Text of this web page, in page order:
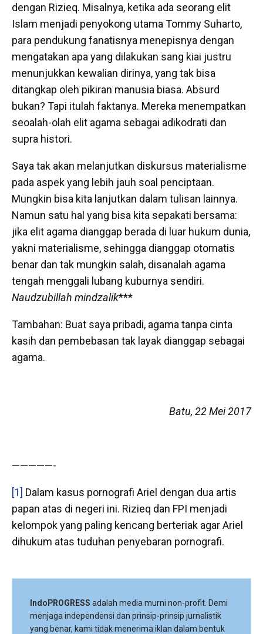
dengan Rizieq. Misalnya, ketika ada seorang elit
Islam menjadi penyokong utama Tommy Suharto,
para pendukung fanatisnya menepisnya dengan
mengatakan apa yang dilakukan sang kiai justru
menunjukkan kewalian dirinya, yang tak bisa
ditangkap oleh pikiran manusia biasa. Absurd
bukan? Tapi itulah faktanya. Mereka menempatkan
seoalah-olah elit agama sebagai adikodrati dan
supra histori.
Saya tak akan melanjutkan diskursus materialisme
pada aspek yang lebih jauh soal penciptaan.
Mungkin bisa kita lanjutkan dalam tulisan lainnya.
Namun satu hal yang bisa kita sepakati bersama:
jika elit agama dianggap berada di luar hukum dunia,
yakni materialisme, sehingga dianggap otomatis
benar dan tak mungkin salah, disanalah agama
tengah menggali lubang kuburnya sendiri.
Naudzubillah mindzalik***
Tambahan: Buat saya pribadi, agama tanpa cinta
kasih dan pembebasan tak layak dianggap sebagai
agama.
Batu, 22 Mei 2017
—————-
[1] Dalam kasus pornografi Ariel dengan dua artis
papan atas di negeri ini. Rizieq dan FPI menjadi
kelompok yang paling kencang berteriak agar Ariel
dihukum atas tuduhan penyebaran pornografi.
IndoPROGRESS adalah media murni non-profit. Demi
menjaga independensi dan prinsip-prinsip jurnalistik
yang benar, kami tidak menerima iklan dalam bentuk